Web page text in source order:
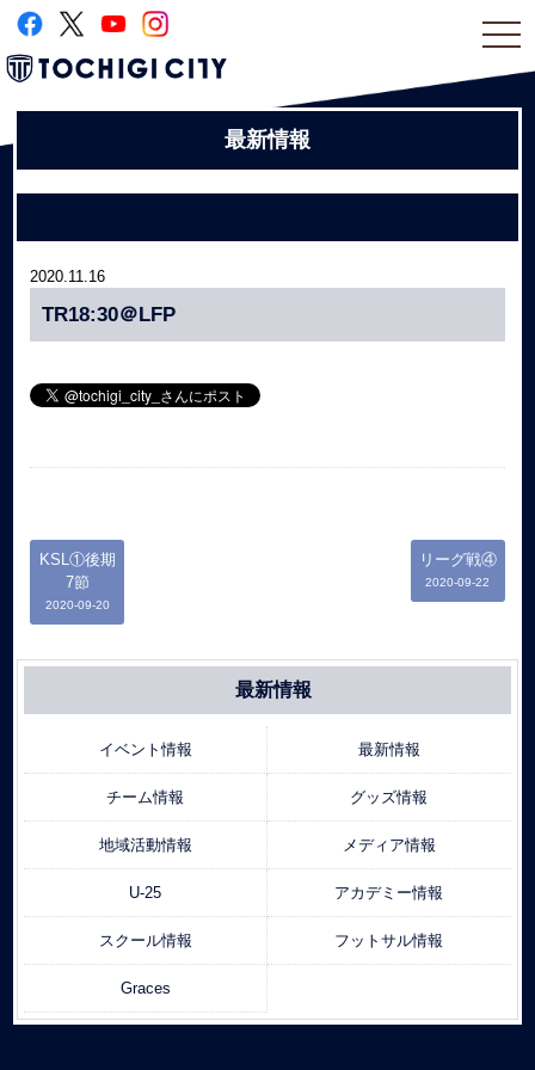
最新情報
2020.11.16
TR18:30＠LFP
KSL①後期
7節
2020-09-20
リーグ戦④
2020-09-22
最新情報
イベント情報 最新情報
チーム情報 グッズ情報
地域活動情報 メディア情報
U-25 アカデミー情報
スクール情報 フットサル情報
Graces